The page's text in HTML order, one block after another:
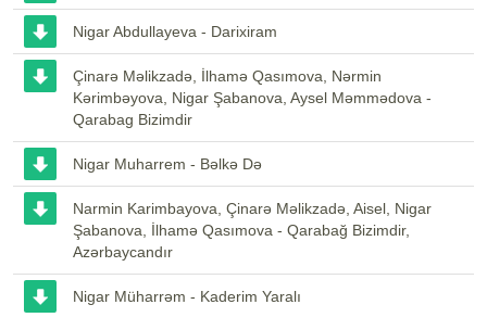
Nigar Abdullayeva - Darixiram
Çinarə Məlikzadə, İlhamə Qasımova, Nərmin
Kərimbəyova, Nigar Şabanova, Aysel Məmmədova -
Qarabag Bizimdir
Nigar Muharrem - Bəlkə Də
Narmin Karimbayova, Çinarə Məlikzadə, Aisel, Nigar
Şabanova, İlhamə Qasımova - Qarabağ Bizimdir,
Azərbaycandır
Nigar Müharrəm - Kaderim Yaralı